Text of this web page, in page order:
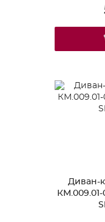
Диван-
КМ.009.01-